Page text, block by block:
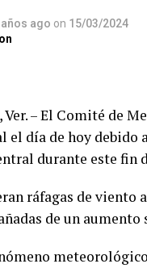
años ago on 15/03/2024
Ver. – El Comité de
el día de hoy debido
durante este fin
ráfagas de viento
de un